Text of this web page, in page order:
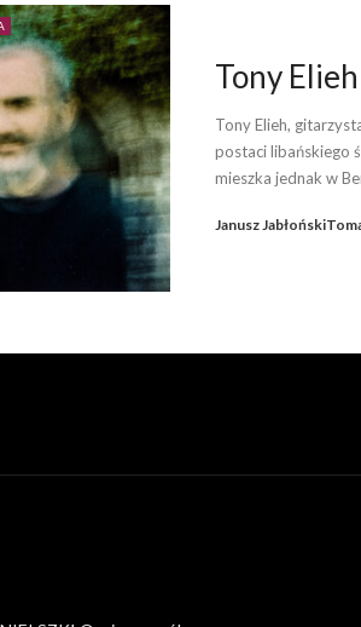
Tony
Tony Elieh,
postaci libańskiego
mieszka jednak w
Janusz Jabłoński